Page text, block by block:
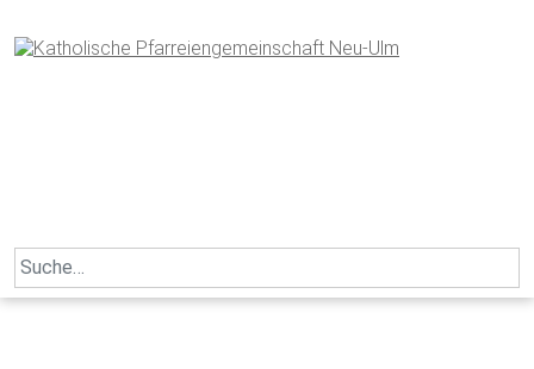
to
content
Search
for: